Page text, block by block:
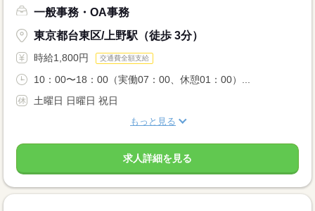
一般事務・OA事務
東京都台東区/上野駅（徒歩 3分）
時給1,800円 交通費全額支給
10：00〜18：00（実働07：00、休憩01：00）...
土曜日 日曜日 祝日
もっと見る
求人詳細を見る